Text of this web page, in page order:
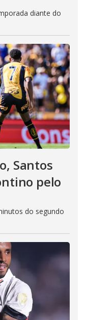
diante do
Santos
pelo
do segundo